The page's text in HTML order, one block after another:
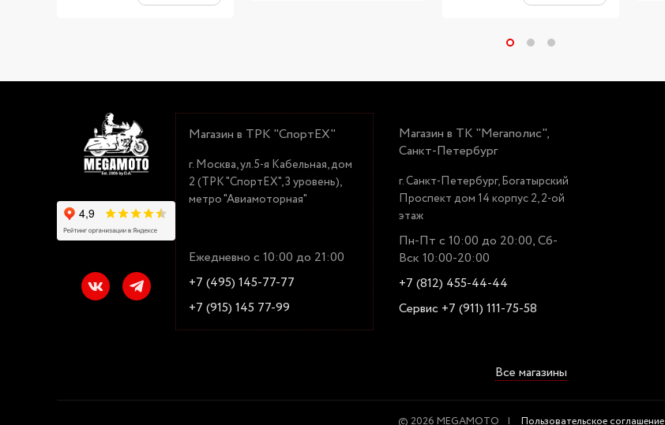
Магазин в ТРК "СпортЕХ"
г. Москва, ул.5-я Кабельная, дом
2 (ТРК "СпортЕХ", 3 уровень),
метро "Авиамоторная"
Ежедневно с 10:00 до 21:00
+7 (495) 145-77-77
+7 (915) 145 77-99
Магазин в ТК "Мегаполис",
Санкт-Петербург
г. Санкт-Петербург, Богатырский
Проспект дом 14 корпус 2, 2-ой
этаж
Пн-Пт с 10:00 до 20:00, Сб-
Вск 10:00-20:00
+7 (812) 455-44-44
Сервис +7 (911) 111-75-58
Все магазины
© 2026 MEGAMOTO Пользовательское соглашение